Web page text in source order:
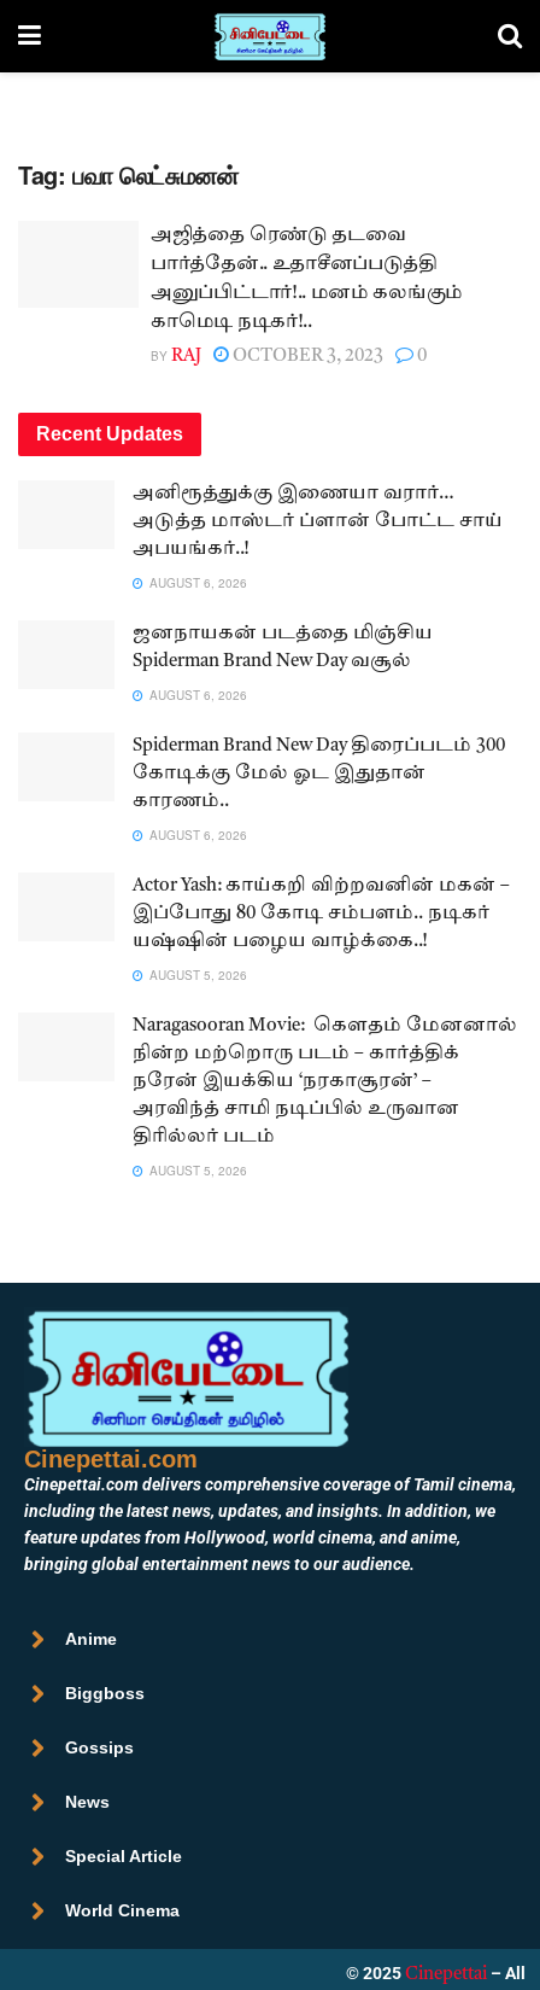
Tag: பவா லெட்சுமனன்
அஜித்தை ரெண்டு தடவை
பார்த்தேன்.. உதாசீனப்படுத்தி
அனுப்பிட்டார்!.. மனம் கலங்கும்
காமெடி நடிகர்!..
BY RAJ OCTOBER 3, 2023 0
Recent Updates
அனிரூத்துக்கு இணையா வரார்…
அடுத்த மாஸ்டர் ப்ளான் போட்ட சாய்
அபயங்கர்..!
AUGUST 6, 2026
ஜனநாயகன் படத்தை மிஞ்சிய
Spiderman Brand New Day வசூல்
AUGUST 6, 2026
Spiderman Brand New Day திரைப்படம் 300
கோடிக்கு மேல் ஓட இதுதான்
காரணம்..
AUGUST 6, 2026
Actor Yash: காய்கறி விற்றவனின் மகன் –
இப்போது 80 கோடி சம்பளம்.. நடிகர்
யஷ்ஷின் பழைய வாழ்க்கை..!
AUGUST 5, 2026
Naragasooran Movie: கௌதம் மேனனால்
நின்ற மற்றொரு படம் – கார்த்திக்
நரேன் இயக்கிய ‘நரகாசூரன்’ –
அரவிந்த் சாமி நடிப்பில் உருவான
திரில்லர் படம்
AUGUST 5, 2026
Cinepettai.com
Cinepettai.com delivers comprehensive coverage of Tamil cinema,
including the latest news, updates, and insights. In addition, we
feature updates from Hollywood, world cinema, and anime,
bringing global entertainment news to our audience.
Anime
Biggboss
Gossips
News
Special Article
World Cinema
© 2025 Cinepettai – All